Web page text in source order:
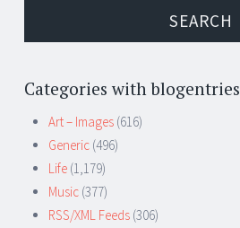
Categories with blogentries
Art – Images (616)
Generic (496)
Life (1,179)
Music (377)
RSS/XML Feeds (306)